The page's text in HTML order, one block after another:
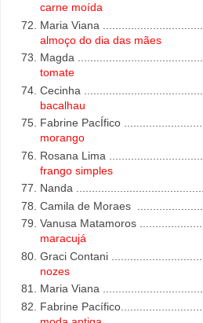
carne moída
Maria Viana
almoço do dia das mães
Magda
tomate
Cecinha
bacalhau
Fabrine PacÍfico
morango
Rosana Lima
frango simples
Nanda
Camila de Moraes
Vanusa Matamoros
maracujá
Graci Contani
nozes
Maria Viana
Fabrine